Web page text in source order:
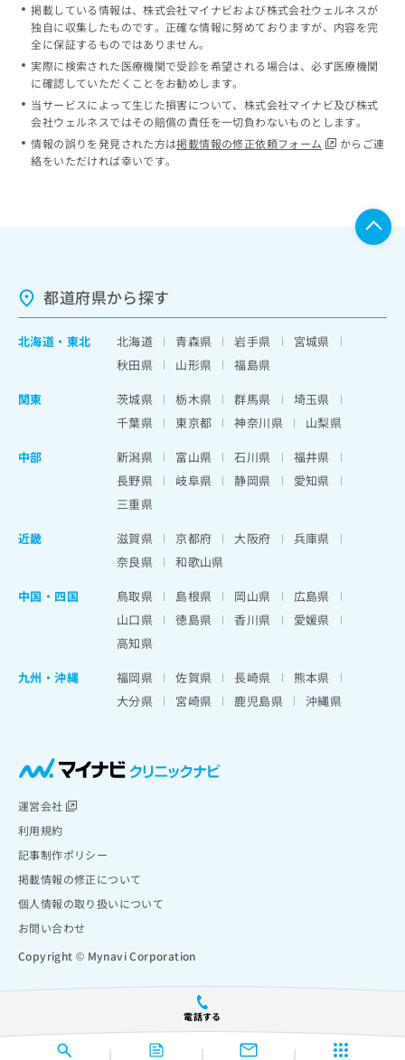
電話する
掲載している情報は、株式会社マイナビおよび株式会社ウェルネスが
独自に収集したものです。正確な情報に努めておりますが、内容を完
全に保証するものではありません。
実際に検索された医療機関で受診を希望される場合は、必ず医療機関
に確認していただくことをお勧めします。
当サービスによって生じた損害について、株式会社マイナビ及び株式
会社ウェルネスではその賠償の責任を一切負わないものとします。
情報の誤りを発見された方は掲載情報の修正依頼フォーム
からご連
絡をいただければ幸いです。
都道府県から探す
北海道 ・ 東北 北海道 青森県 岩手県
宮城県
秋田県
山形県
福島県
関東
茨城県 栃木県 群馬県
埼玉県
千葉県
東京都 神奈川県
山梨県
中部
新潟県 富山県 石川県
福井県
長野県
岐阜県 静岡県
愛知県
三重県
近畿
滋賀県 京都府 大阪府
兵庫県
奈良県
和歌山県
中国・四国
鳥取県 島根県 岡山県
広島県
山口県
徳島県 香川県
愛媛県
高知県
九州・沖縄
福岡県 佐賀県 長崎県
熊本県
大分県
宮崎県 鹿児島県 沖縄県
運営会社
利用規約
記事制作ポリシー
掲載情報の修正について
個人情報の取り扱いについて
お問い合わせ
Copyright © Mynavi Corporation